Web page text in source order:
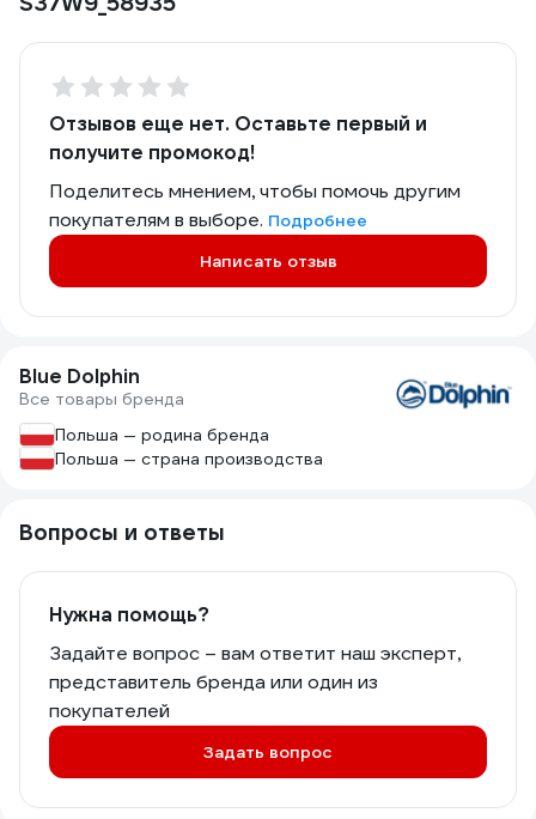
Отзывов еще нет. Оставьте первый и
получите промокод!
Поделитесь мнением, чтобы помочь другим
покупателям в выборе. Подробнее
Написать отзыв
Blue Dolphin
Все товары бренда
Польша — родина бренда
Польша — страна производства
Вопросы и ответы
Нужна помощь?
Задайте вопрос – вам ответит наш эксперт,
представитель бренда или один из
покупателей
Задать вопрос